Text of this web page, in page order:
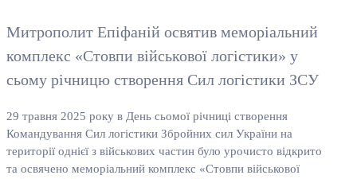
Митрополит Епіфаній освятив меморіальний
комплекс «Стовпи військової логістики» у
сьому річницю створення Сил логістики ЗСУ
29 травня 2025 року в День сьомої річниці створення
Командування Сил логістики Збройних сил України на
території однієї з військових частин було урочисто відкрито
та освячено меморіальний комплекс «Стовпи військової